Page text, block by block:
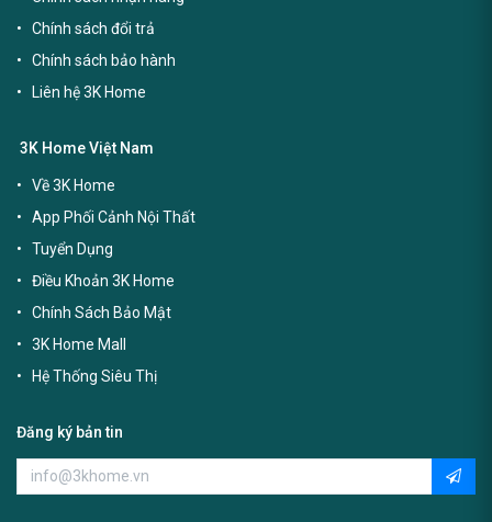
Chính sách đổi trả
Chính sách bảo hành
Liên hệ 3K Home
3K Home Việt Nam
Về 3K Home
App Phối Cảnh Nội Thất
Tuyển Dụng
Điều Khoản 3K Home
Chính Sách Bảo Mật
3K Home Mall
Hệ Thống Siêu Thị
Đăng ký bản tin